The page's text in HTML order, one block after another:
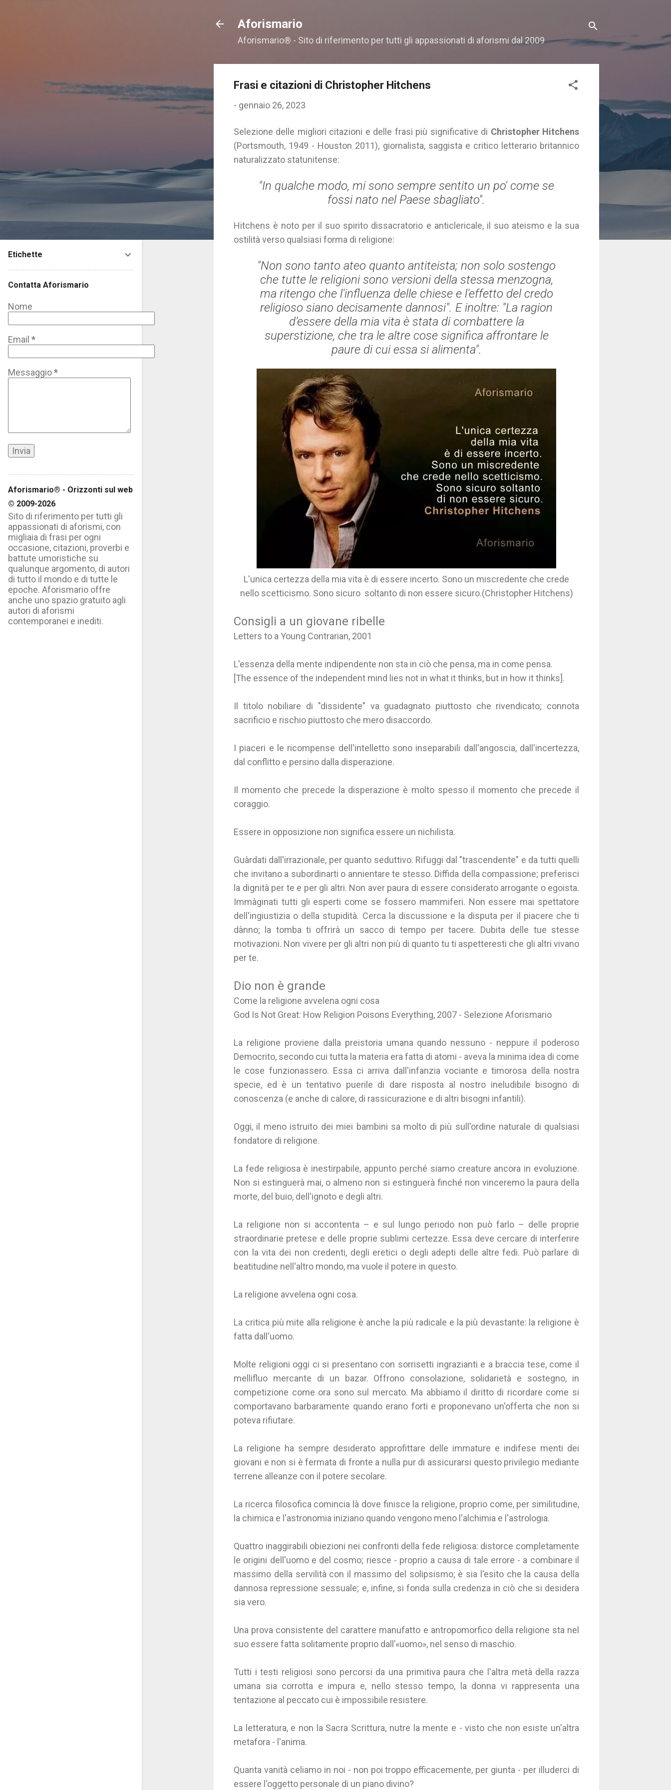
Aforismario
Aforismario® - Sito di riferimento per tutti gli appassionati di aforismi dal 2009
Frasi e citazioni di Christopher Hitchens
- gennaio 26, 2023
Selezione delle migliori citazioni e delle frasi più significative di Christopher Hitchens
(Portsmouth, 1949 - Houston 2011), giornalista, saggista e critico letterario britannico
naturalizzato statunitense:
"In qualche modo, mi sono sempre sentito un po' come se
fossi nato nel Paese sbagliato".
Hitchens è noto per il suo spirito dissacratorio e anticlericale, il suo ateismo e la sua
ostilità verso qualsiasi forma di religione:
"Non sono tanto ateo quanto antiteista; non solo sostengo
che tutte le religioni sono versioni della stessa menzogna,
ma ritengo che l'influenza delle chiese e l'effetto del credo
religioso siano decisamente dannosi". E inoltre: "La ragion
d’essere della mia vita è stata di combattere la
superstizione, che tra le altre cose significa affrontare le
paure di cui essa si alimenta".
L'unica certezza della mia vita è di essere incerto. Sono un miscredente che crede
nello scetticismo. Sono sicuro soltanto di non essere sicuro.(Christopher Hitchens)
Consigli a un giovane ribelle
Letters to a Young Contrarian, 2001
L'essenza della mente indipendente non sta in ciò che pensa, ma in come pensa.
[The essence of the independent mind lies not in what it thinks, but in how it thinks].
Il titolo nobiliare di "dissidente" va guadagnato piuttosto che rivendicato; connota
sacrificio e rischio piuttosto che mero disaccordo.
I piaceri e le ricompense dell'intelletto sono inseparabili dall'angoscia, dall'incertezza,
dal conflitto e persino dalla disperazione.
Il momento che precede la disperazione è molto spesso il momento che precede il
coraggio.
Essere in opposizione non significa essere un nichilista.
Guàrdati dall'irrazionale, per quanto seduttivo. Rifuggi dal "trascendente" e da tutti quelli
che invitano a subordinarti o annientare te stesso. Diffida della compassione; preferisci
la dignità per te e per gli altri. Non aver paura di essere considerato arrogante o egoista.
Immàginati tutti gli esperti come se fossero mammiferi. Non essere mai spettatore
dell'ingiustizia o della stupidità. Cerca la discussione e la disputa per il piacere che ti
dànno; la tomba ti offrirà un sacco di tempo per tacere. Dubita delle tue stesse
motivazioni. Non vivere per gli altri non più di quanto tu ti aspetteresti che gli altri vivano
per te.
Dio non è grande
Come la religione avvelena ogni cosa
God Is Not Great: How Religion Poisons Everything, 2007 - Selezione Aforismario
La religione proviene dalla preistoria umana quando nessuno - neppure il poderoso
Democrito, secondo cui tutta la materia era fatta di atomi - aveva la minima idea di come
le cose funzionassero. Essa ci arriva dall'infanzia vociante e timorosa della nostra
specie, ed è un tentativo puerile di dare risposta al nostro ineludibile bisogno di
conoscenza (e anche di calore, di rassicurazione e di altri bisogni infantili).
Oggi, il meno istruito dei miei bambini sa molto di più sull'ordine naturale di qualsiasi
fondatore di religione.
La fede religiosa è inestirpabile, appunto perché siamo creature ancora in evoluzione.
Non si estinguerà mai, o almeno non si estinguerà finché non vinceremo la paura della
morte, del buio, dell'ignoto e degli altri.
La religione non si accontenta – e sul lungo periodo non può farlo – delle proprie
straordinarie pretese e delle proprie sublimi certezze. Essa deve cercare di interferire
con la vita dei non credenti, degli eretici o degli adepti delle altre fedi. Può parlare di
beatitudine nell'altro mondo, ma vuole il potere in questo.
La religione avvelena ogni cosa.
La critica più mite alla religione è anche la più radicale e la più devastante: la religione è
fatta dall'uomo.
Molte religioni oggi ci si presentano con sorrisetti ingrazianti e a braccia tese, come il
mellifluo mercante di un bazar. Offrono consolazione, solidarietà e sostegno, in
competizione come ora sono sul mercato. Ma abbiamo il diritto di ricordare come si
comportavano barbaramente quando erano forti e proponevano un'offerta che non si
poteva rifiutare.
La religione ha sempre desiderato approfittare delle immature e indifese menti dei
giovani e non si è fermata di fronte a nulla pur di assicurarsi questo privilegio mediante
terrene alleanze con il potere secolare.
La ricerca filosofica comincia là dove finisce la religione, proprio come, per similitudine,
la chimica e l'astronomia iniziano quando vengono meno l'alchimia e l'astrologia.
Quattro inaggirabili obiezioni nei confronti della fede religiosa: distorce completamente
le origini dell'uomo e del cosmo; riesce - proprio a causa di tale errore - a combinare il
massimo della servilità con il massimo del solipsismo; è sia l'esito che la causa della
dannosa repressione sessuale; e, infine, si fonda sulla credenza in ciò che si desidera
sia vero.
Una prova consistente del carattere manufatto e antropomorfico della religione sta nel
suo essere fatta solitamente proprio dall’«uomo», nel senso di maschio.
Tutti i testi religiosi sono percorsi da una primitiva paura che l'altra metà della razza
umana sia corrotta e impura e, nello stesso tempo, la donna vi rappresenta una
tentazione al peccato cui è impossibile resistere.
La letteratura, e non la Sacra Scrittura, nutre la mente e - visto che non esiste un'altra
metafora - l'anima.
Quanta vanità celiamo in noi - non poi troppo efficacemente, per giunta - per illuderci di
essere l'oggetto personale di un piano divino?
Etichette
Contatta Aforismario
Nome
Email *
Messaggio*
Aforismario® - Orizzonti sul web
© 2009-2026
Sito di riferimento per tutti gli
appassionati di aforismi, con
migliaia di frasi per ogni
occasione, citazioni, proverbi e
battute umoristiche su
qualunque argomento, di autori
di tutto il mondo e di tutte le
epoche. Aforismario offre
anche uno spazio gratuito agli
autori di aforismi
contemporanei e inediti.